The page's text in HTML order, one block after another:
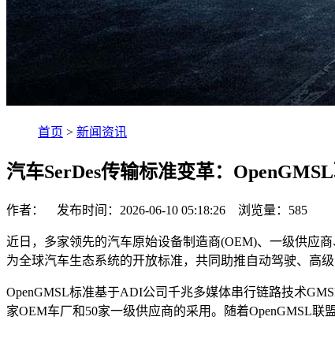
首页 > 新闻资讯
汽车SerDes传输标准变革：
作者： 发布时间：2026-06-10 05:18:26 浏览量： 585
近日，多家领先的汽车原始设备制造商(OEM)、一级供应
为全球汽车生态系统的开放标准，共同助推自动驾驶、高
OpenGMSL标准基于ADI公司千兆多媒体串行链路技术
家OEM车厂和50家一级供应商的采用。随着OpenGMSL